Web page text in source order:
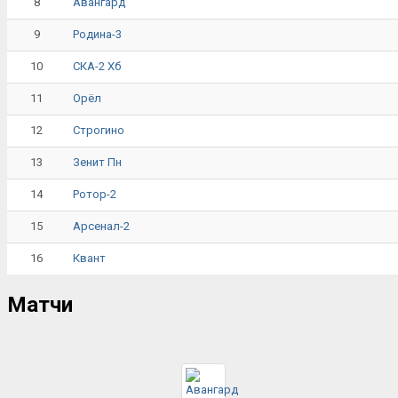
9 Родина-3
10 СКА-2 Хб
11 Орёл
12 Строгино
13 Зенит Пн
14 Ротор-2
15 Арсенал-2
16 Квант
Матчи